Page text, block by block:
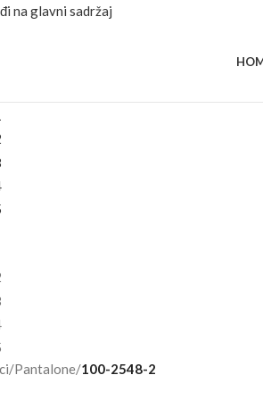
na glavni sadržaj
/Pantalone/100-2548-2